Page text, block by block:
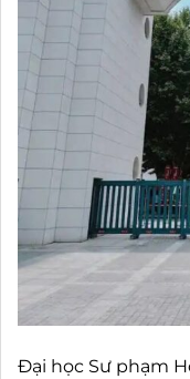
Đại học Sư phạm